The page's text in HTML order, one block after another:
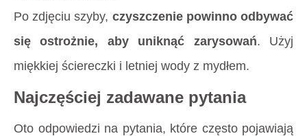
Po zdjęciu szyby, czyszczenie powinno odbywać
się ostrożnie, aby uniknąć zarysowań. Użyj
miękkiej ściereczki i letniej wody z mydłem.
Najczęściej zadawane pytania
Oto odpowiedzi na pytania, które często pojawiają